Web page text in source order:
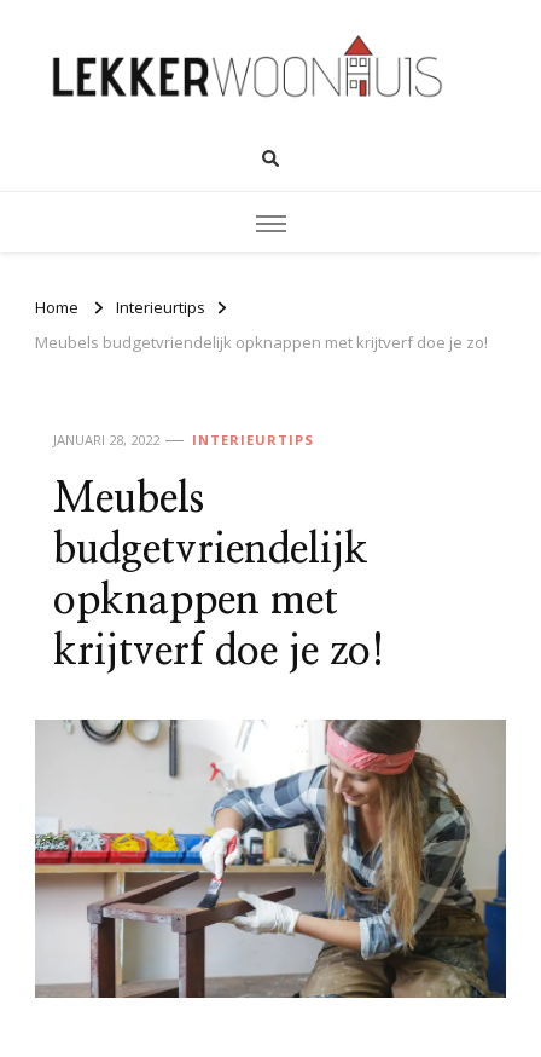
Home
Interieurtips
Meubels budgetvriendelijk opknappen met krijtverf doe je zo!
JANUARI 28, 2022 INTERIEURTIPS
Meubels
budgetvriendelijk
opknappen met
krijtverf doe je zo!